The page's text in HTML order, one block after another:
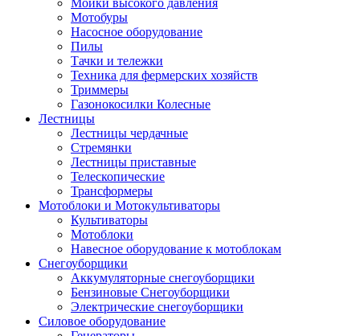
Мойки высокого давления
Мотобуры
Насосное оборудование
Пилы
Тачки и тележки
Техника для фермерских хозяйств
Триммеры
Газонокосилки Колесные
Лестницы
Лестницы чердачные
Стремянки
Лестницы приставные
Телескопические
Трансформеры
Мотоблоки и Мотокультиваторы
Культиваторы
Мотоблоки
Навесное оборудование к мотоблокам
Снегоуборщики
Аккумуляторные снегоуборщики
Бензиновые Снегоуборщики
Электрические снегоуборщики
Силовое оборудование